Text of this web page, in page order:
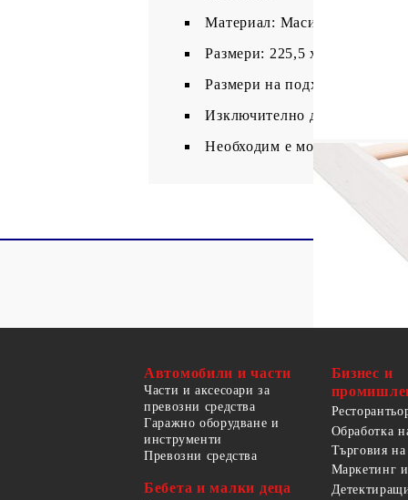
Материал: Масивна борова
Размери: 225,5 x 165,5 x 31
Размери на подходящ
Изключително дълга рамка
Необходим е монтаж
Автомобили и части
Части и аксесоари за
превозни средства
Гаражно оборудване и
инструменти
Превозни средства
Бебета и малки деца
Бизнес и
Обработка
Търговия
Маркетинг